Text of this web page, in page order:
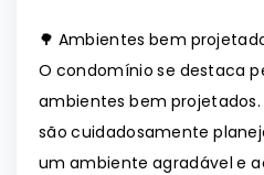
🌳 Ambientes bem
O condomínio se destaca
ambientes bem
são cuidadosamente
um ambiente agradável e